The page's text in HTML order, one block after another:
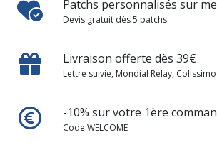
Patchs personnalisés sur
Devis gratuit dès 5 patchs
Livraison offerte dès 39€
Lettre suivie, Mondial Relay,
-10% sur votre 1ère
Code WELCOME